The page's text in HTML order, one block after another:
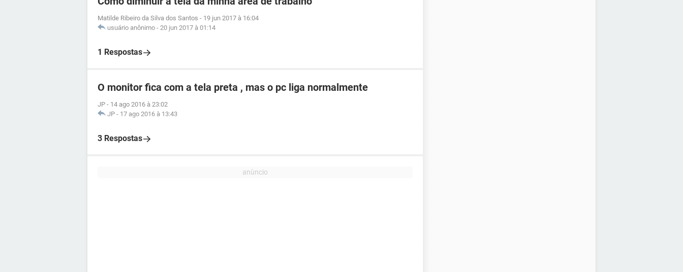
Matilde Ribeiro da Silva dos Santos - 19 jun 2017 à 16:04
usuário anônimo - 20 jun 2017 à 01:14
1 Respostas
O monitor fica com a tela preta , mas o pc liga normalmente
JP - 14 ago 2016 à 23:02
JP - 17 ago 2016 à 13:43
3 Respostas